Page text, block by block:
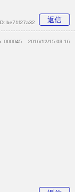
返信
be71f27a32
000045 2016/12/15 03:16